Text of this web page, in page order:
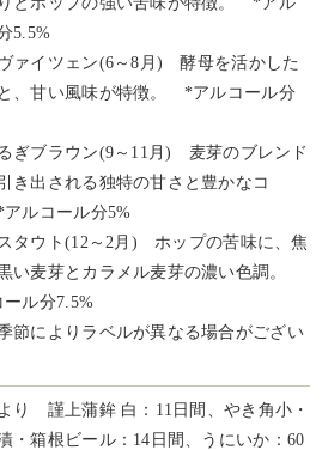
5.5%
ヴァイツェン(6～8月) 酵母を活かした
、甘い風味が特徴。 *アルコール分
ぎブラウン(9～11月) 麦芽のブレンド
き出される独特の甘さと豊かなコ
ルコール分5%
スタウト(12～2月) ホップの苦味に、焦
い麦芽とカラメル麦芽の濃い色調。
ル分7.5%
節によりラベルが異なる場合がござい
り 謹上蒲鉾 白：11日間、やき角小・
・箱根ビール：14日間、うにいか：60